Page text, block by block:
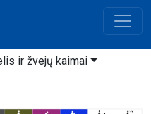
ir žvejų kaimai